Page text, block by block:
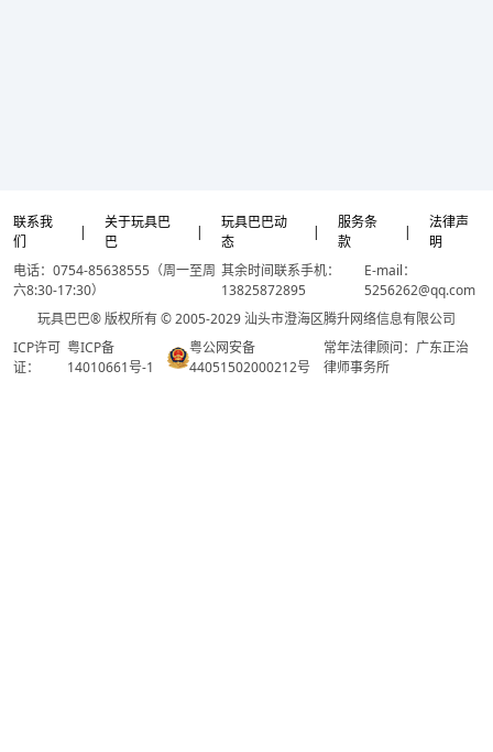
联系我
们
|
关于玩具巴
巴
|
玩具巴巴动
态
|
服务条
款
|
法律声
明
电话：0754-85638555（周一至周
六8:30-17:30）
其余时间联系手机：
13825872895
E-mail：
5256262@qq.com
玩具巴巴® 版权所有 © 2005-2029 汕头市澄海区腾升网络信息有限公司
ICP许可
证：
粤ICP备
14010661号-1
粤公网安备
44051502000212号
常年法律顾问：广东正治
律师事务所